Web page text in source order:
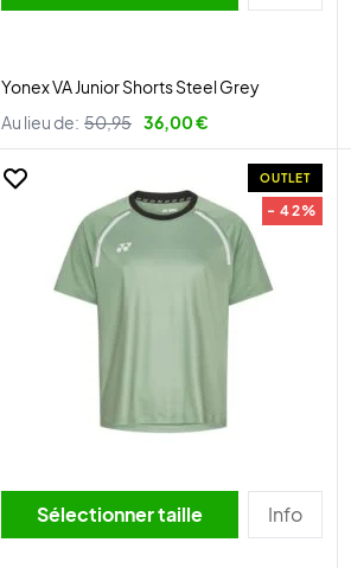
Yonex VA Junior Shorts Steel Grey
Au lieu de: 50,95 36,00 €
OUTLET
- 42%
Sélectionner taille Info